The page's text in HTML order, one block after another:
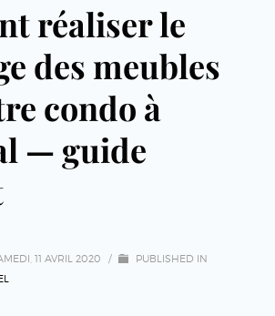
réaliser le
des meubles
condo à
— guide
11 AVRIL 2020 /
PUBLISHED IN